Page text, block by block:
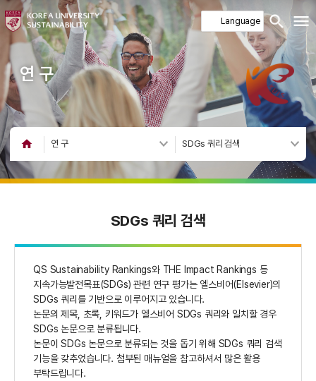
연 구
연 구 SDGs 쿼리 검색
SDGs 쿼리 검색
QS Sustainability Rankings와 THE Impact Rankings 등
지속가능발전목표(SDGs) 관련 연구 평가는 엘스비어(Elsevier)의
SDGs 쿼리를 기반으로 이루어지고 있습니다.
논문의 제목, 초록, 키워드가 엘스비어 SDGs 쿼리와 일치할 경우
SDGs 논문으로 분류됩니다.
논문이 SDGs 논문으로 분류되는 것을 돕기 위해 SDGs 쿼리 검색
기능을 갖추었습니다. 첨부된 매뉴얼을 참고하셔서 많은 활용
부탁드립니다.